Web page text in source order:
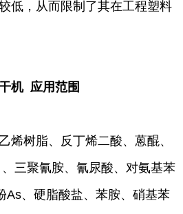
低，从而限制了其在工程塑料
机 应用范围
烯树脂、反丁烯二酸、蒽醌、
三聚氰胺、氰尿酸、对氨基苯
As、硬脂酸盐、苯胺、硝基苯